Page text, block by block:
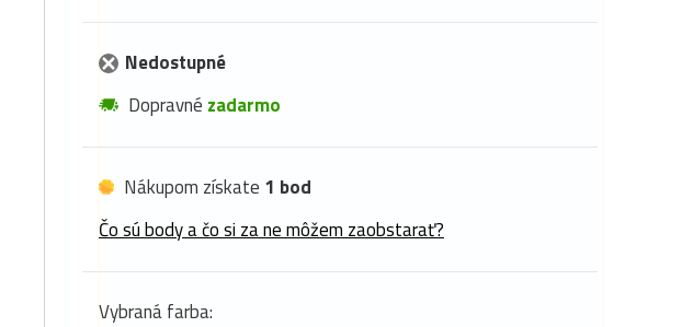
Nedostupné
Dopravné zadarmo
Nákupom získate 1 bod
Čo sú body a čo si za ne môžem zaobstarať?
Vybraná farba: